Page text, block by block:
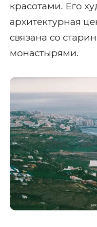
красотами. Его
архитектурная
связана со
монастырями.